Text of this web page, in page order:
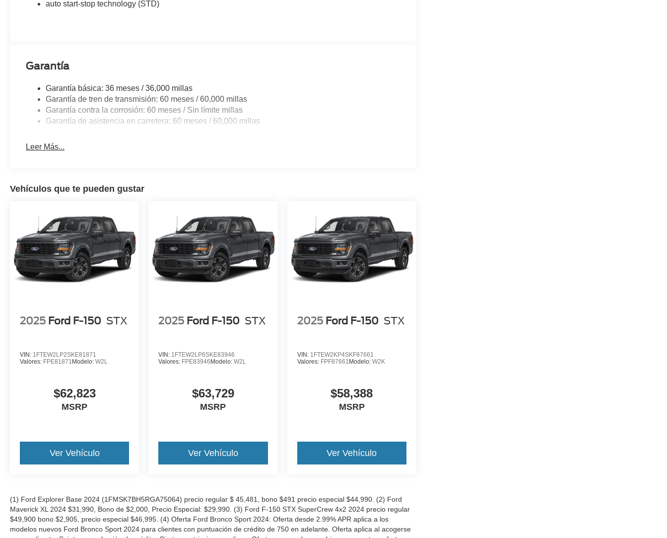
auto start-stop technology (STD)
Garantía
Garantía básica: 36 meses / 36,000 millas
Garantía de tren de transmisión: 60 meses / 60,000 millas
Garantía contra la corrosión: 60 meses / Sin límite millas
Garantía de asistencia en carretera: 60 meses / 60,000 millas
Leer Más...
Vehículos que te pueden gustar
2025 Ford F-150 STX
VIN: 1FTEW2LP2SKE81871
Valores: FPE81871 Modelo: W2L
$62,823
MSRP
Ver Vehículo
2025 Ford F-150 STX
VIN: 1FTEW2LP6SKE83946
Valores: FPE83946 Modelo:W2L
$63,729
MSRP
Ver Vehículo
2025 Ford F-150 STX
VIN: 1FTEW2KP4SKF87661
Valores: FPF87661 Modelo: W2K
$58,388
MSRP
Ver Vehículo
(1) Ford Explorer Base 2024 (1FMSK7BH5RGA75064) precio regular $ 45,481, bono $491 precio especial $44,990. (2) Ford
Maverick XL 2024 $31,990, Bono de $2,000, Precio Especial: $29,990. (3) Ford F-150 STX SuperCrew 4x2 2024 precio regular
$49,900 bono $2,905, precio especial $46,995. (4) Oferta Ford Bronco Sport 2024: Oferta desde 2.99% APR aplica a los
modelos nuevos Ford Bronco Sport 2024 para clientes con puntuación de crédito de 750 en adelante. Oferta aplica al acogerse